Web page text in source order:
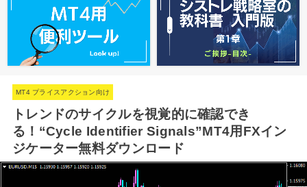
MT4 プライスアクション向け
トレンドのサイクルを視覚的に確認でき
る！“Cycle Identifier Signals”MT4用FXイン
ジケーター無料ダウンロード